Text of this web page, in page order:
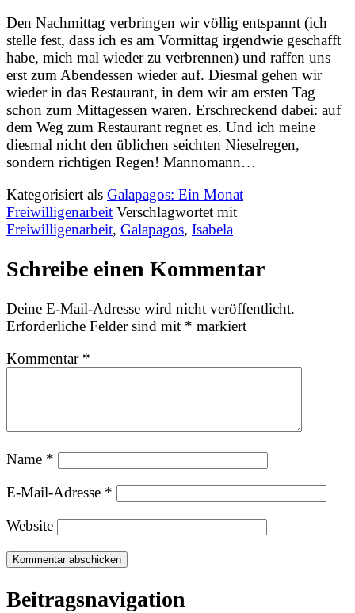
Den Nachmittag verbringen wir völlig entspannt (ich
stelle fest, dass ich es am Vormittag irgendwie geschafft
habe, mich mal wieder zu verbrennen) und raffen uns
erst zum Abendessen wieder auf. Diesmal gehen wir
wieder in das Restaurant, in dem wir am ersten Tag
schon zum Mittagessen waren. Erschreckend dabei: auf
dem Weg zum Restaurant regnet es. Und ich meine
diesmal nicht den üblichen seichten Nieselregen,
sondern richtigen Regen! Mannomann…
Kategorisiert als Galapagos: Ein Monat
Freiwilligenarbeit Verschlagwortet mit
Freiwilligenarbeit, Galapagos, Isabela
Schreibe einen Kommentar
Deine E-Mail-Adresse wird nicht veröffentlicht.
Erforderliche Felder sind mit * markiert
Kommentar *
Name *
E-Mail-Adresse *
Website
Beitragsnavigation